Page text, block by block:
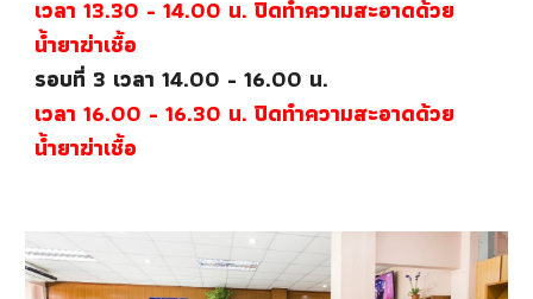
เวลา13.30 - 14.00 น. ปิดทำความสะอาดด้วย
น้ำยาฆ่าเชื้อ
รอบที่ 3 เวลา14.00 - 16.00 น.
เวลา16.00 - 16.30 น. ปิดทำความสะอาดด้วย
น้ำยาฆ่าเชื้อ